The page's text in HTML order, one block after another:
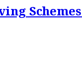
Schemes: